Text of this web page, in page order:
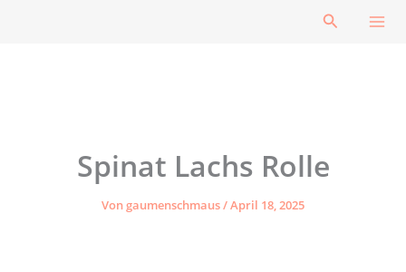
Suchen
Spinat Lachs Rolle
Vongaumenschmaus/April 18, 2025